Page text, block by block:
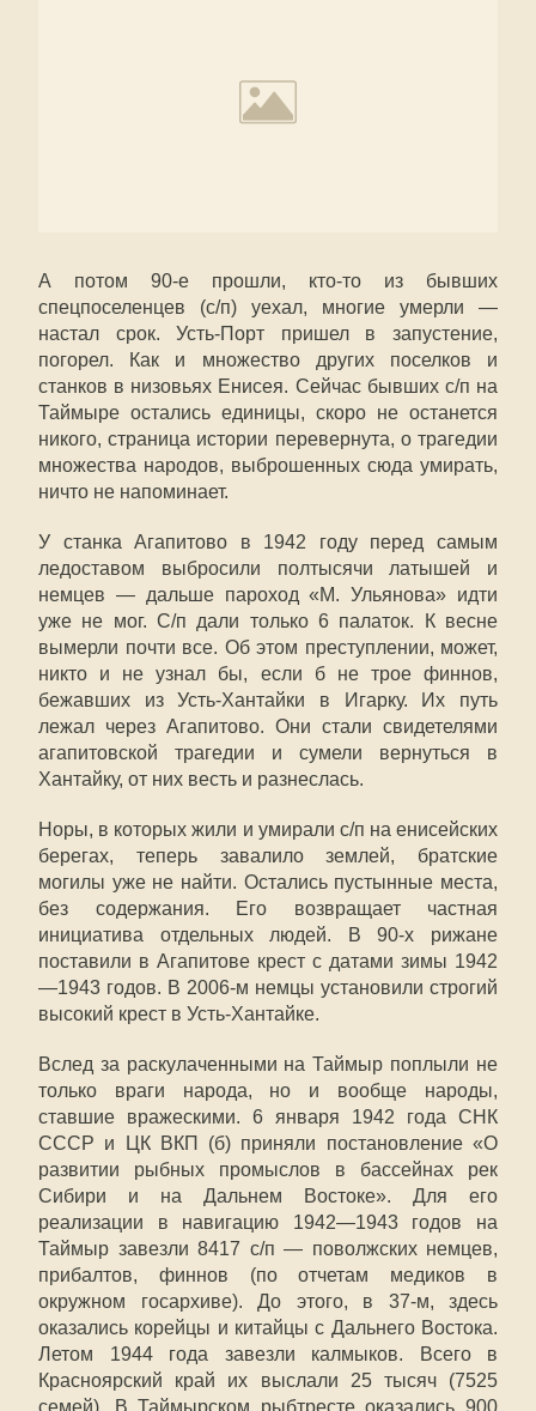
А потом 90-е прошли, кто-то из бывших
спецпоселенцев (с/п) уехал, многие умерли —
настал срок. Усть-Порт пришел в запустение,
погорел. Как и множество других поселков и
станков в низовьях Енисея. Сейчас бывших с/п на
Таймыре остались единицы, скоро не останется
никого, страница истории перевернута, о трагедии
множества народов, выброшенных сюда умирать,
ничто не напоминает.
У станка Агапитово в 1942 году перед самым
ледоставом выбросили полтысячи латышей и
немцев — дальше пароход «М. Ульянова» идти
уже не мог. С/п дали только 6 палаток. К весне
вымерли почти все. Об этом преступлении, может,
никто и не узнал бы, если б не трое финнов,
бежавших из Усть-Хантайки в Игарку. Их путь
лежал через Агапитово. Они стали свидетелями
агапитовской трагедии и сумели вернуться в
Хантайку, от них весть и разнеслась.
Норы, в которых жили и умирали с/п на енисейских
берегах, теперь завалило землей, братские
могилы уже не найти. Остались пустынные места,
без содержания. Его возвращает частная
инициатива отдельных людей. В 90-х рижане
поставили в Агапитове крест с датами зимы 1942
—1943 годов. В 2006-м немцы установили строгий
высокий крест в Усть-Хантайке.
Вслед за раскулаченными на Таймыр поплыли не
только враги народа, но и вообще народы,
ставшие вражескими. 6 января 1942 года СНК
СССР и ЦК ВКП (б) приняли постановление «О
развитии рыбных промыслов в бассейнах рек
Сибири и на Дальнем Востоке». Для его
реализации в навигацию 1942—1943 годов на
Таймыр завезли 8417 с/п — поволжских немцев,
прибалтов, финнов (по отчетам медиков в
окружном госархиве). До этого, в 37-м, здесь
оказались корейцы и китайцы с Дальнего Востока.
Летом 1944 года завезли калмыков. Всего в
Красноярский край их выслали 25 тысяч (7525
семей). В Таймырском рыбтресте оказались 900